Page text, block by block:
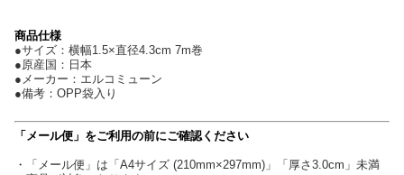
商品仕様
●サイズ：横幅1.5×直径4.3cm 7m巻
●原産国：日本
●メーカー：エルコミューン
●備考：OPP袋入り
「メール便」をご利用の前にご確認ください
・「メール便」は「A4サイズ (210mm×297mm)」「厚さ3.0cm」未満